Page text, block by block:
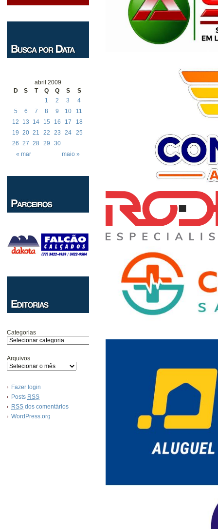
abril 2009
D
S T Q Q S S
« mar maio »
1 2 3
4
5
6 7 8 9 10
11
12
13 14 15 16 17
18
19
20 21 22 23 24
25
26
27 28 29 30
Categorias
Arquivos
Fazer login
Posts RSS
RSS dos comentários
WordPress.org